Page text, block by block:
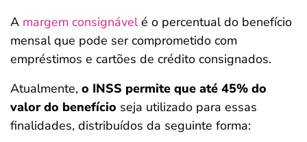
A margem consignávelé o percentual do benefício
mensal que pode ser comprometido com
empréstimos e cartões de crédito consignados.
Atualmente, o INSS permite que até 45% do
valor do benefício seja utilizado para essas
finalidades, distribuídos da seguinte forma: